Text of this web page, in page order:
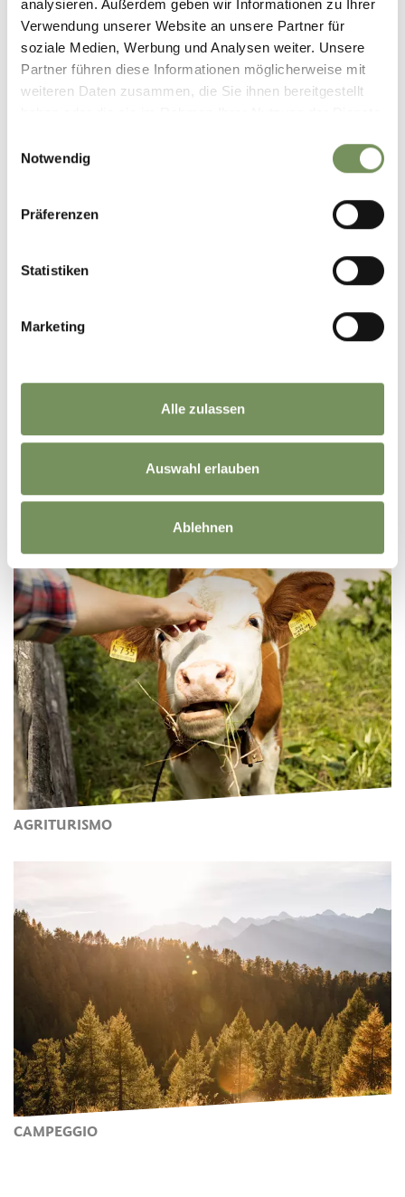
analysieren. Außerdem geben wir Informationen zu Ihrer
Verwendung unserer Website an unsere Partner für
soziale Medien, Werbung und Analysen weiter. Unsere
Partner führen diese Informationen möglicherweise mit
weiteren Daten zusammen, die Sie ihnen bereitgestellt
Notwendig
Präferenzen
Statistiken
Marketing
Alle zulassen
Auswahl erlauben
Ablehnen
APPARTAMENTO
AGRITURISMO
CAMPEGGIO